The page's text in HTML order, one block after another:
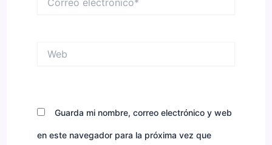
electrónico*
Guarda mi nombre, correo electrónico y web
en este navegador para la próxima vez que